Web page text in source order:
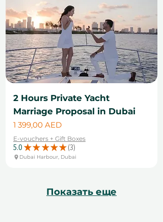
2 Hours Private Yacht
Marriage Proposal in Dubai
Цена
1 399,00 AED
E-vouchers + Gift Boxes
5.0 ★ ★ ★ ★ ★ 3
3
Dubai Harbour, Dubai
Показать еще